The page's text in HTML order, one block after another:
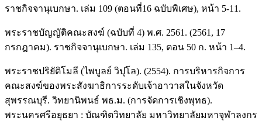
ราชกิจจานุเบกษา. เล่ม 109 (ตอนที่16 ฉบับพิเศษ), หน้า 5-11.
พระราชบัญญัติคณะสงฆ์ (ฉบับที่ 4) พ.ศ. 2561. (2561, 17
กรกฎาคม). ราชกิจจานุเบกษา. เล่ม 135, ตอน 50 ก. หน้า 1–4.
พระราชปริยัติโมลี (ไพบูลย์ วิปุโล). (2554). การบริหารกิจการ
คณะสงฆ์ของพระสังฆาธิการระดับเจ้าอาวาสในจังหวัด
สุพรรณบุรี. วิทยานิพนธ์ พธ.ม. (การจัดการเชิงพุทธ).
พระนครศรีอยุธยา : บัณฑิตวิทยาลัย มหาวิทยาลัยมหาจุฬาลงกร